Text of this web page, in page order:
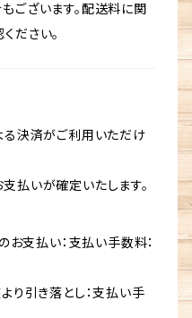
ございます。配送料に関
ださい。
る決済がご利用いただけ
払いが確定いたします。
お支払い：支払い手数料：
り引き落とし：支払い手